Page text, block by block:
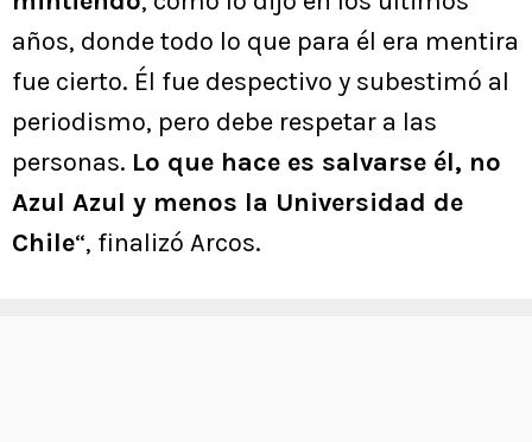
años, donde todo lo que para él era mentira
fue cierto. Él fue despectivo y subestimó al
periodismo, pero debe respetar a las
personas. Lo que hace es salvarse él, no
Azul Azul y menos la Universidad de
Chile“, finalizó Arcos.